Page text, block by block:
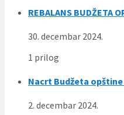
REBALANS BUDŽETA
30. decembar 2024.
1 prilog
Nacrt Budžeta opštine
2. decembar 2024.